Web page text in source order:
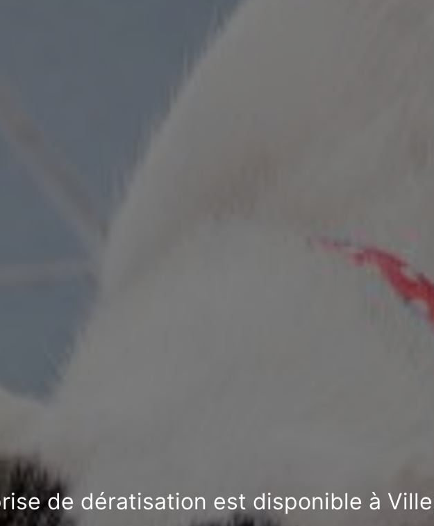
de dératisation est disponible à